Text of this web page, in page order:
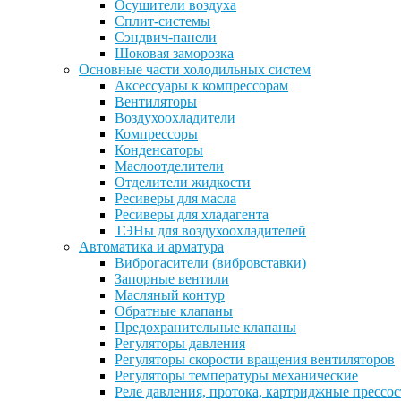
Осушители воздуха
Сплит-системы
Сэндвич-панели
Шоковая заморозка
Основные части холодильных систем
Аксессуары к компрессорам
Вентиляторы
Воздухоохладители
Компрессоры
Конденсаторы
Маслоотделители
Отделители жидкости
Ресиверы для масла
Ресиверы для хладагента
ТЭНы для воздухоохладителей
Автоматика и арматура
Виброгасители (вибровставки)
Запорные вентили
Масляный контур
Обратные клапаны
Предохранительные клапаны
Регуляторы давления
Регуляторы скорости вращения вентиляторов
Регуляторы температуры механические
Реле давления, протока, картриджные